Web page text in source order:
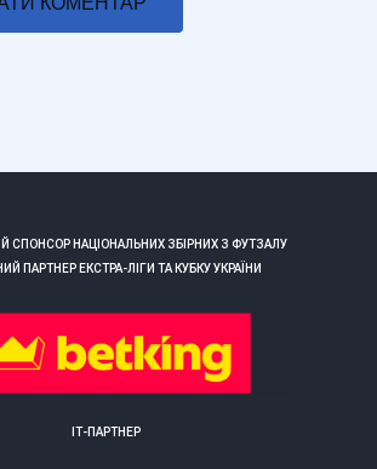
СПОНСОР НАЦІОНАЛЬНИХ ЗБІРНИХ З ФУТЗАЛУ
ПАРТНЕР ЕКСТРА-ЛІГИ ТА КУБКУ УКРАЇНИ
ІТ-ПАРТНЕР